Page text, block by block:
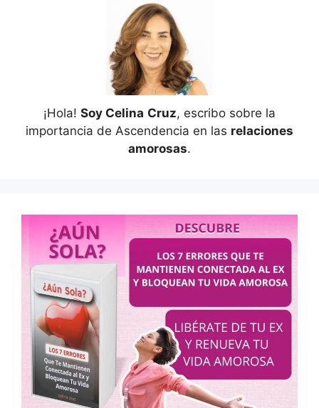
¡Hola! Soy Celina Cruz, escribo sobre la
importancia de Ascendencia en las relaciones
amorosas.